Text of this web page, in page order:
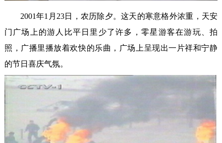
2001年1月23日，农历除夕。这天的寒意格外浓重，天安
门广场上的游人比平日里少了许多，零星游客在游玩、拍
照，广播里播放着欢快的乐曲，广场上呈现出一片祥和宁静
的节日喜庆气氛。